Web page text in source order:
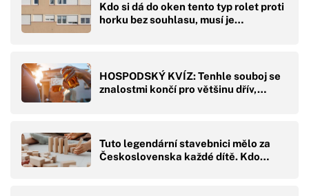
Kdo si dá do oken tento typ rolet proti
horku bez souhlasu, musí je…
HOSPODSKÝ KVÍZ: Tenhle souboj se
znalostmi končí pro většinu dřív,…
Tuto legendární stavebnici mělo za
Československa každé dítě. Kdo…